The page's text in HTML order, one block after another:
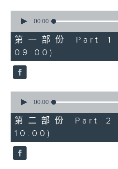
seconds
56
minutes,
0
seconds
00:00
第一部份 Part 1
09:00)
seconds
56
minutes,
9
seconds
00:00
第二部份 Part 2
10:00)